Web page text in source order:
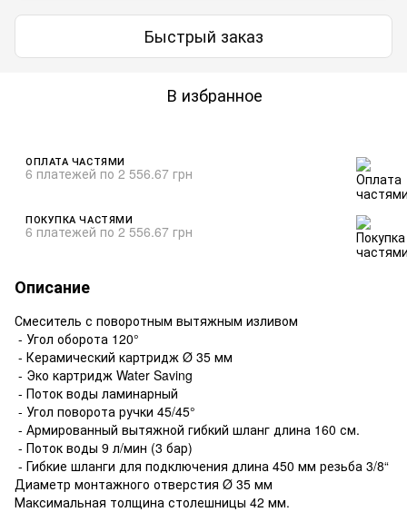
Быстрый заказ
В избранное
ОПЛАТА ЧАСТЯМИ
6 платежей по 2 556.67 грн
ПОКУПКА ЧАСТЯМИ
6 платежей по 2 556.67 грн
Описание
Смеситель с поворотным вытяжным изливом
- Угол оборота 120°
- Керамический картридж Ø 35 мм
- Эко картридж Water Saving
- Поток воды ламинарный
- Угол поворота ручки 45/45°
- Армированный вытяжной гибкий шланг длина 160 см.
- Поток воды 9 л/мин (3 бар)
- Гибкие шланги для подключения длина 450 мм резьба 3/8“
Диаметр монтажного отверстия Ø 35 мм
Максимальная толщина столешницы 42 мм.